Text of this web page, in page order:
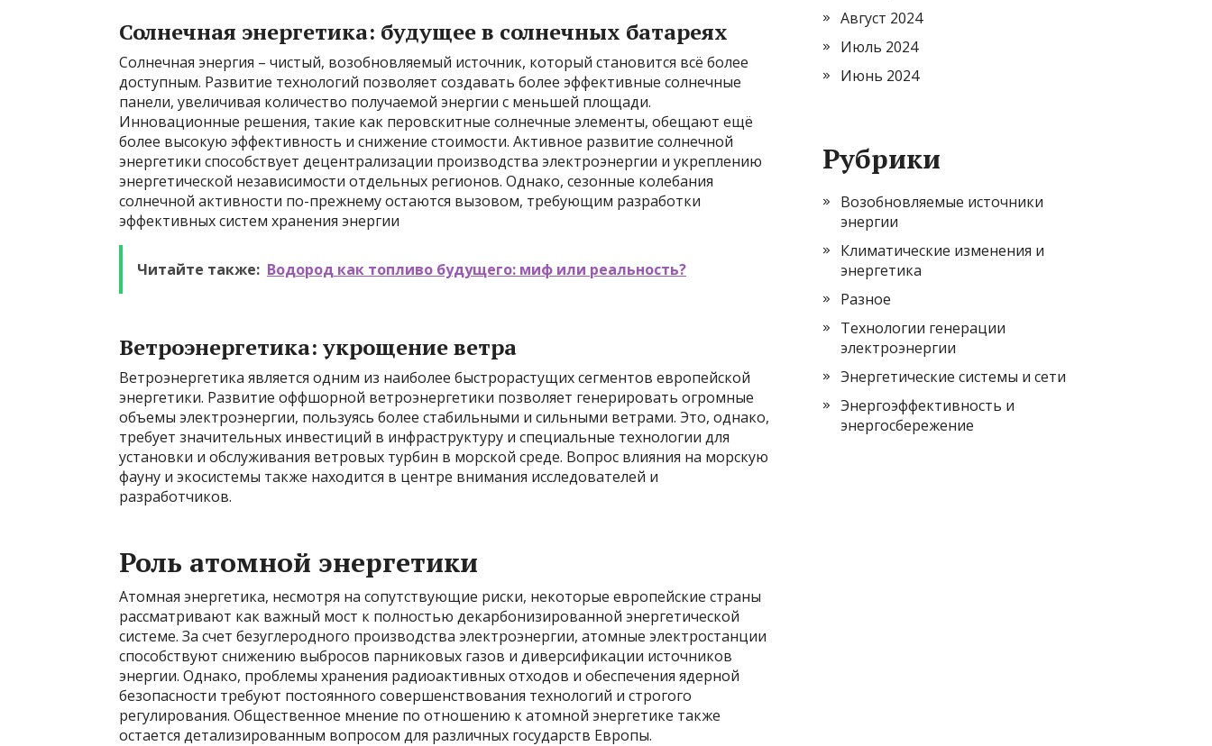
Солнечная энергетика: будущее в солнечных батареях
Солнечная энергия – чистый, возобновляемый источник, который становится всё более
доступным. Развитие технологий позволяет создавать более эффективные солнечные
панели, увеличивая количество получаемой энергии с меньшей площади.
Инновационные решения, такие как перовскитные солнечные элементы, обещают ещё
более высокую эффективность и снижение стоимости. Активное развитие солнечной
энергетики способствует децентрализации производства электроэнергии и укреплению
энергетической независимости отдельных регионов. Однако, сезонные колебания
солнечной активности по-прежнему остаются вызовом, требующим разработки
эффективных систем хранения энергии
Читайте также: Водород как топливо будущего: миф или реальность?
Ветроэнергетика: укрощение ветра
Ветроэнергетика является одним из наиболее быстрорастущих сегментов европейской
энергетики. Развитие оффшорной ветроэнергетики позволяет генерировать огромные
объемы электроэнергии, пользуясь более стабильными и сильными ветрами. Это, однако,
требует значительных инвестиций в инфраструктуру и специальные технологии для
установки и обслуживания ветровых турбин в морской среде. Вопрос влияния на морскую
фауну и экосистемы также находится в центре внимания исследователей и
разработчиков.
Роль атомной энергетики
Атомная энергетика, несмотря на сопутствующие риски, некоторые европейские страны
рассматривают как важный мост к полностью декарбонизированной энергетической
системе. За счет безуглеродного производства электроэнергии, атомные электростанции
способствуют снижению выбросов парниковых газов и диверсификации источников
энергии. Однако, проблемы хранения радиоактивных отходов и обеспечения ядерной
безопасности требуют постоянного совершенствования технологий и строгого
регулирования. Общественное мнение по отношению к атомной энергетике также
остается детализированным вопросом для различных государств Европы.
Август 2024
Июль 2024
Июнь 2024
Рубрики
Возобновляемые источники
энергии
Климатические изменения и
энергетика
Разное
Технологии генерации
электроэнергии
Энергетические системы и сети
Энергоэффективность и
энергосбережение